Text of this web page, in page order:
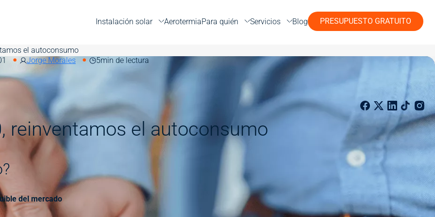
Instalación solar AerotermiaPara quién Servicios Blog PRESUPUESTO GRATUITO
el autoconsumo
Jorge Morales 5min de lectura
reinventamos el autoconsumo
del mercado